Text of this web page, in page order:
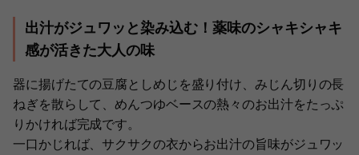
出汁がジュワッと染み込む！薬味のシャキシャキ
感が活きた大人の味
器に揚げたての豆腐としめじを盛り付け、みじん切りの長
ねぎを散らして、めんつゆベースの熱々のお出汁をたっぷ
りかければ完成です。
一口かじれば、サクサクの衣からお出汁の旨味がジュワッ